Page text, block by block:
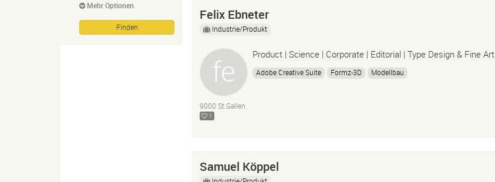
Mehr Optionen
Felix Ebneter
Industrie/Produkt
Product | Science | Corporate | Editorial | Type Design & Fine Art
Adobe Creative Suite Formz-3D Modellbau
9000 St.Gallen
1
Samuel Köppel